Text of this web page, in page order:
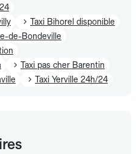
Taxi Bihorel disponible
de-Bondeville
Taxi pas cher Barentin
Taxi Yerville 24h/24